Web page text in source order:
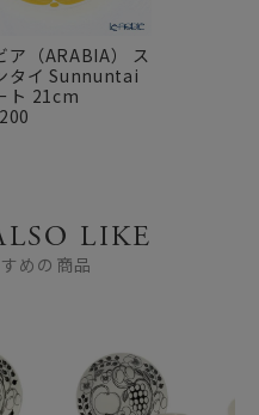
ア（ARABIA） ス
タイ Sunnuntai
ト 21cm
LIKE
めの商品